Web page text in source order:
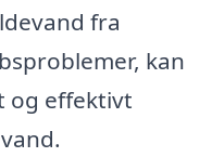
fra
kan
og effektivt